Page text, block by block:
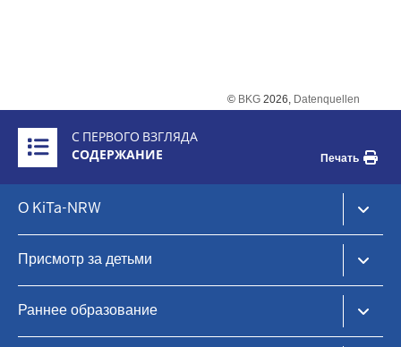
© BKG 2026, Datenquellen
Inhalte
С ПЕРВОГО ВЗГЛЯДА
СОДЕРЖАНИЕ
Печать
menu
О KiTa-NRW
Уход за детьми в дневное время и раннее образование
Присмотр за детьми
Найдите место для ухода за ребенком
Раннее образование